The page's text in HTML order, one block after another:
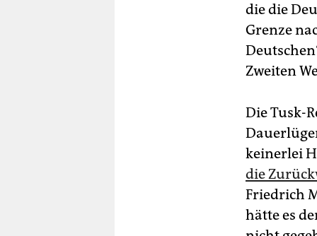
die die
Grenze
Zweiten
Die Tusk-
keinerlei
die
Friedrich
hätte es